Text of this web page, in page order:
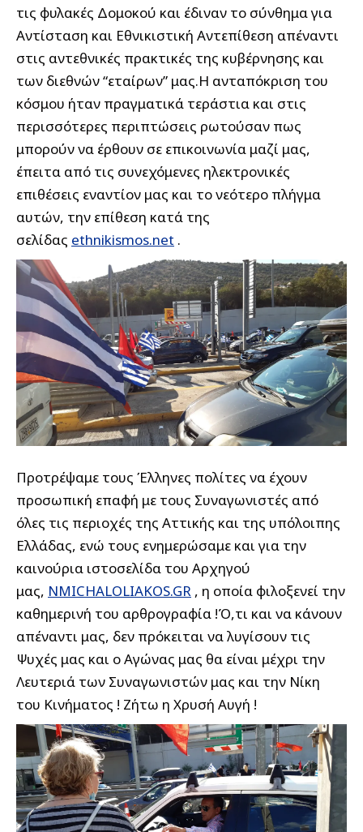
τις φυλακές Δομοκού και έδιναν το σύνθημα για
Αντίσταση και Εθνικιστική Αντεπίθεση απέναντι
στις αντεθνικές πρακτικές της κυβέρνησης και
των διεθνών “εταίρων” μας.Η ανταπόκριση του
κόσμου ήταν πραγματικά τεράστια και στις
περισσότερες περιπτώσεις ρωτούσαν πως
μπορούν να έρθουν σε επικοινωνία μαζί μας,
έπειτα από τις συνεχόμενες ηλεκτρονικές
επιθέσεις εναντίον μας και το νεότερο πλήγμα
αυτών, την επίθεση κατά της
σελίδας ethnikismos.net .
Προτρέψαμε τους Έλληνες πολίτες να έχουν
προσωπική επαφή με τους Συναγωνιστές από
όλες τις περιοχές της Αττικής και της υπόλοιπης
Ελλάδας, ενώ τους ενημερώσαμε και για την
καινούρια ιστοσελίδα του Αρχηγού
μας, NMICHALOLIAKOS.GR , η οποία φιλοξενεί την
καθημερινή του αρθρογραφία !Ό,τι και να κάνουν
απέναντι μας, δεν πρόκειται να λυγίσουν τις
Ψυχές μας και ο Αγώνας μας θα είναι μέχρι την
Λευτεριά των Συναγωνιστών μας και την Νίκη
του Κινήματος ! Ζήτω η Χρυσή Αυγή !